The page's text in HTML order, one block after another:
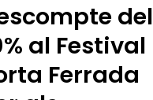
del
al Festival
Ferrada